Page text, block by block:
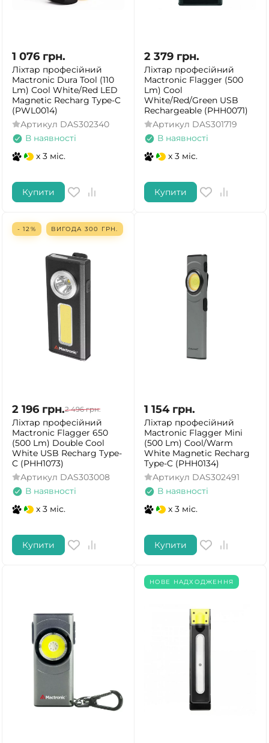
1 076 грн.
Ліхтар професійний
Mactronic Dura Tool (110
Lm) Cool White/Red LED
Magnetic Recharg Type-C
(PWL0014)
Артикул DAS302340
В наявності
x 3 міс.
Купити
2 379 грн.
Ліхтар професійний
Mactronic Flagger (500
Lm) Cool
White/Red/Green USB
Rechargeable (PHH0071)
Артикул DAS301719
В наявності
x 3 міс.
Купити
- 12% ВИГОДА 300 ГРН.
2 196 грн.2 496 грн.
Ліхтар професійний
Mactronic Flagger 650
(500 Lm) Double Cool
White USB Recharg Type-
C (PHH1073)
Артикул DAS303008
В наявності
x 3 міс.
Купити
1 154 грн.
Ліхтар професійний
Mactronic Flagger Mini
(500 Lm) Cool/Warm
White Magnetic Recharg
Type-C (PHH0134)
Артикул DAS302491
В наявності
x 3 міс.
Купити
НОВЕ НАДХОДЖЕННЯ